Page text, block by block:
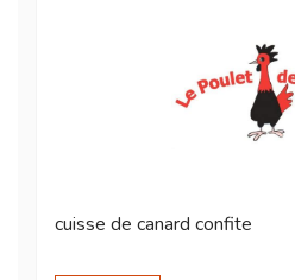
cuisse de canard confite